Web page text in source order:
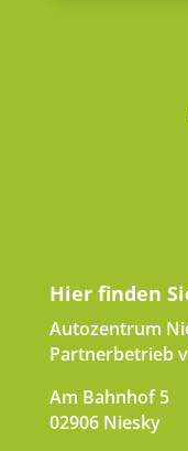
Hier finden
Autozentrum
Partnerbetrieb
Am Bahnhof 5
02906 Niesky